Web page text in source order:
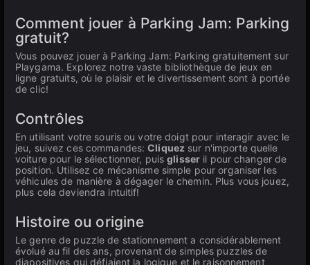
Comment jouer à Parking Jam: Parking
gratuit?
Vous pouvez jouer à Parking Jam: Parking gratuitement sur
Playgama. Explorez notre vaste bibliothèque de jeux en
ligne gratuits, où le plaisir et le divertissement sont à portée
de clic!
Contrôles
En utilisant votre souris ou votre doigt pour interagir avec le
jeu, suivez ces commandes:Cliquez sur n'importe quelle
voiture pour le sélectionner, puisglisser il pour changer de
position. Utilisez ce mécanisme simple pour organiser les
véhicules de manière à dégager le chemin. Plus vous jouez,
plus cela deviendra intuitif!
Histoire ou origine
Le genre de puzzle de stationnement a considérablement
évolué au fil des ans, provenant de simples puzzles de
diapositives qui défiaient la logique et le raisonnement